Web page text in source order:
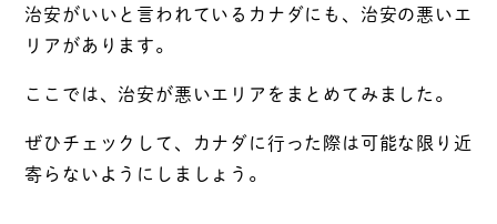
治安がいいと言われているカナダにも、治安の悪いエ
リアがあります。
ここでは、治安が悪いエリアをまとめてみました。
ぜひチェックして、カナダに行った際は可能な限り近
寄らないようにしましょう。